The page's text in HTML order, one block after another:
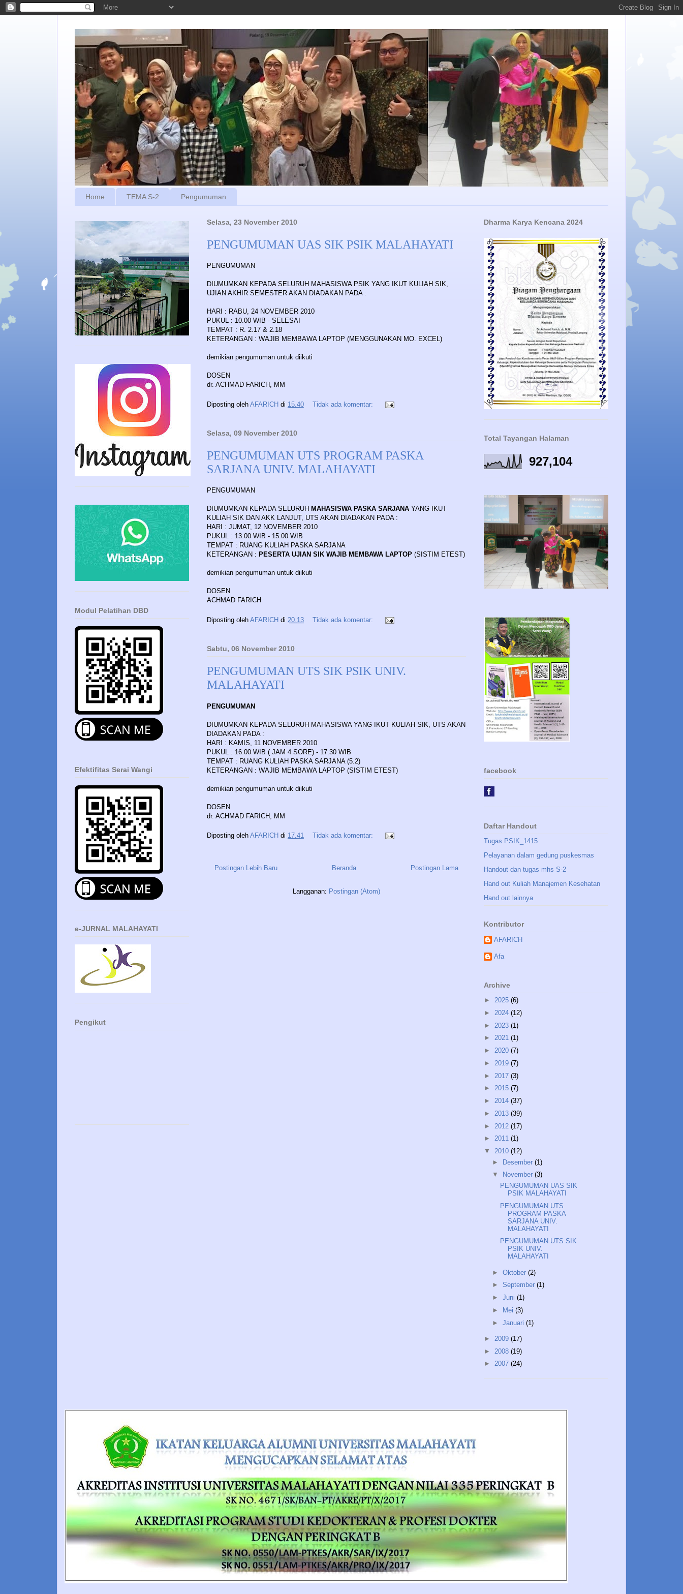
Home TEMA S-2 Pengumuman
Selasa, 23 November 2010
PENGUMUMAN UAS SIK PSIK MALAHAYATI
PENGUMUMAN
DIUMUMKAN KEPADA SELURUH MAHASISWA PSIK YANG IKUT KULIAH SIK,
UJIAN AKHIR SEMESTER AKAN DIADAKAN PADA :
HARI : RABU, 24 NOVEMBER 2010
PUKUL : 10.00 WIB - SELESAI
TEMPAT : R. 2.17 & 2.18
KETERANGAN : WAJIB MEMBAWA LAPTOP (MENGGUNAKAN MO. EXCEL)
demikian pengumuman untuk diikuti
DOSEN
dr. ACHMAD FARICH, MM
Diposting oleh AFARICH di 15.40 Tidak ada komentar:
Selasa, 09 November 2010
PENGUMUMAN UTS PROGRAM PASKA
SARJANA UNIV. MALAHAYATI
PENGUMUMAN
DIUMUMKAN KEPADA SELURUH MAHASISWA PASKA SARJANA YANG IKUT
KULIAH SIK DAN AKK LANJUT, UTS AKAN DIADAKAN PADA :
HARI : JUMAT, 12 NOVEMBER 2010
PUKUL : 13.00 WIB - 15.00 WIB
TEMPAT : RUANG KULIAH PASKA SARJANA
KETERANGAN : PESERTA UJIAN SIK WAJIB MEMBAWA LAPTOP (SISTIM ETEST)
demikian pengumuman untuk diikuti
DOSEN
ACHMAD FARICH
Diposting oleh AFARICH di 20.13 Tidak ada komentar:
Sabtu, 06 November 2010
PENGUMUMAN UTS SIK PSIK UNIV.
MALAHAYATI
PENGUMUMAN
DIUMUMKAN KEPADA SELURUH MAHASISWA YANG IKUT KULIAH SIK, UTS AKAN
DIADAKAN PADA :
HARI : KAMIS, 11 NOVEMBER 2010
PUKUL : 16.00 WIB ( JAM 4 SORE) - 17.30 WIB
TEMPAT : RUANG KULIAH PASKA SARJANA (5.2)
KETERANGAN : WAJIB MEMBAWA LAPTOP (SISTIM ETEST)
demikian pengumuman untuk diikuti
DOSEN
dr. ACHMAD FARICH, MM
Diposting oleh AFARICH di 17.41 Tidak ada komentar:
Postingan Lebih Baru Postingan Lama
Beranda
Langganan: Postingan (Atom)
Modul Pelatihan DBD
Efektifitas Serai Wangi
e-JURNAL MALAHAYATI
Pengikut
Dharma Karya Kencana 2024
Total Tayangan Halaman
927,104
facebook
Daftar Handout
Tugas PSIK_1415
Pelayanan dalam gedung puskesmas
Handout dan tugas mhs S-2
Hand out Kuliah Manajemen Kesehatan
Hand out lainnya
Kontributor
AFARICH
Afa
Archive
► 2025 (6)
► 2024 (12)
► 2023 (1)
► 2021 (1)
► 2020 (7)
► 2019 (7)
► 2017 (3)
► 2015 (7)
► 2014 (37)
► 2013 (39)
► 2012 (17)
► 2011 (1)
▼ 2010 (12)
► Desember (1)
▼
November (3)
PENGUMUMAN UAS SIK
PSIK MALAHAYATI
PENGUMUMAN UTS
PROGRAM PASKA
SARJANA UNIV.
MALAHAYATI
PENGUMUMAN UTS SIK
PSIK UNIV.
MALAHAYATI
► Oktober (2)
► September (1)
► Juni (1)
►
Mei (3)
► Januari (1)
► 2009 (17)
► 2008 (19)
► 2007 (24)